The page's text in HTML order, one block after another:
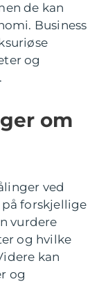
de kan
Business
og
om
ved
forskjellige
vurdere
og hvilke
kan
og